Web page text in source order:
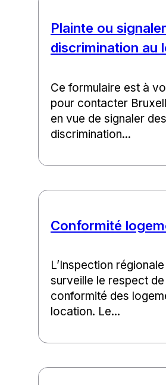
Plainte ou
discrimination au
Ce formulaire est à
pour contacter
en vue de signaler
discrimination...
Conformité
L’Inspection
surveille le respect
conformité des
location. Le...